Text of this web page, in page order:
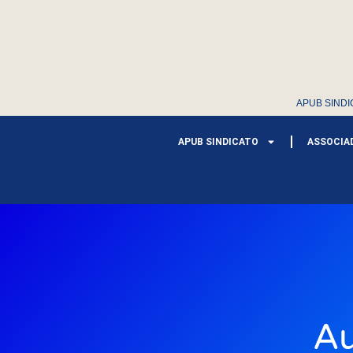
APUB
APUB SINDICATO